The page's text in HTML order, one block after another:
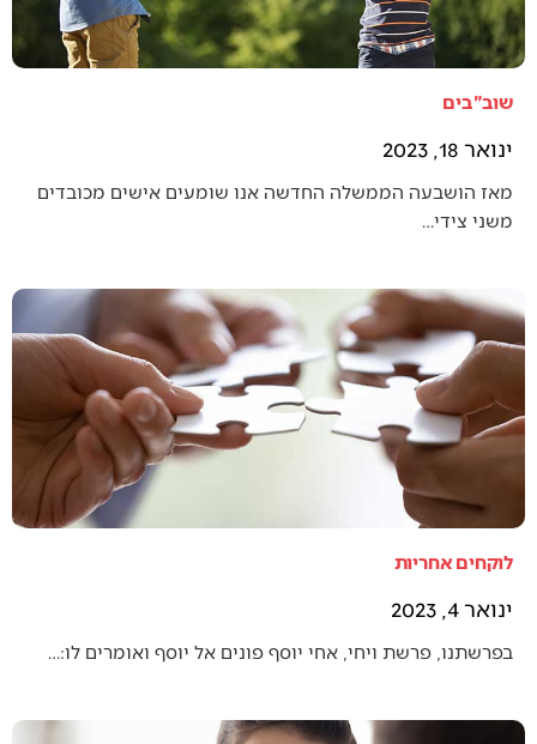
שוב"בים
ינואר 18, 2023
מאז הושבעה הממשלה החדשה אנו שומעים אישים מכובדים
משני צידי…
לוקחים אחריות
ינואר 4, 2023
בפרשתנו, פרשת ויחי, אחי יוסף פונים אל יוסף ואומרים לו:…